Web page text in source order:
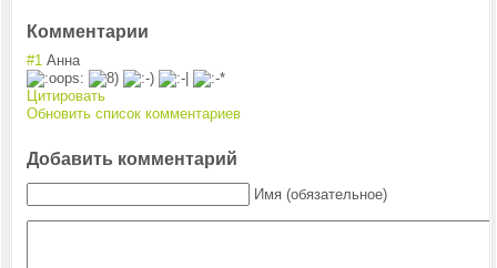
Комментарии
#1 Анна
Цитировать
Обновить список комментариев
Добавить комментарий
Имя (обязательное)